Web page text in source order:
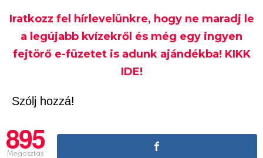
Iratkozz fel hírlevelünkre, hogy ne maradj le
a legújabb kvízekről és még egy ingyen
fejtörő e-füzetet is adunk ajándékba! KIKK
IDE!
Szólj hozzá!
895
Megosztás